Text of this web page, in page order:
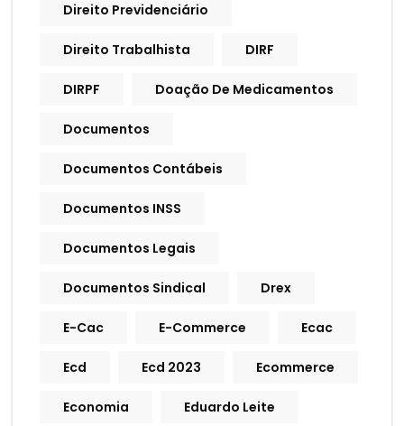
Direito Previdenciário
Direito Trabalhista DIRF
DIRPF Doação De Medicamentos
Documentos
Documentos Contábeis
Documentos INSS
Documentos Legais
Documentos Sindical Drex
E-Cac E-Commerce Ecac
Ecd Ecd 2023 Ecommerce
Economia Eduardo Leite